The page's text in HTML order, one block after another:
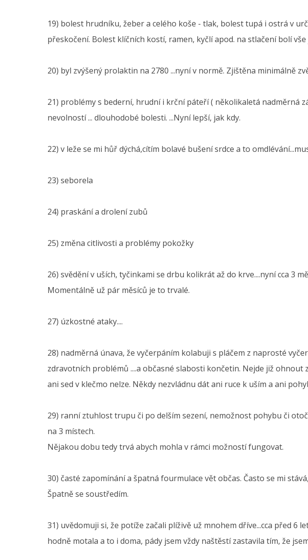
19) bolest hrudníku, žeber a celého koše - tlak, bolest tupá i ostrá v
přeskočení. Bolest klíčních kostí, ramen, kyčlí apod. na stlačení bolí
20) byl zvýšený prolaktin na 2780 ...nyní v normě. Zjištěna minimálně
21) problémy s bederní, hrudní i krční páteří ( několikaletá nadměrná
nevolností ... dlouhodobé bolesti. ...Nyní lepší, jak kdy.
22) v leže se mi hůř dýchá,cítím bolavé bušení srdce a to
23) seborela
24) praskání a drolení zubů
25) změna citlivosti a problémy pokožky
26) svědění v uších, tyčinkami se drbu kolikrát až do krve....nyní cca 3
Momentálně už pár měsíců je to trvalé.
27) úzkostné ataky....
28) nadměrná únava, že vyčerpáním kolabuji s pláčem z naprosté
zdravotních problémů ....a občasné slabosti končetin. Nejde již
ani sed v klečmo nelze. Někdy nezvládnu dát ani ruce k uším a ani
29) ranní ztuhlost trupu či po delším sezení, nemožnost pohybu či
na 3 místech.
Nějakou dobu tedy trvá abych mohla v rámci možností fungovat.
30) časté zapomínání a špatná fourmulace vět občas. Často se mi
Špatně se soustředím.
31) uvědomuji si, že potíže začali plíživě už mnohem dříve...cca před 6
hodně motala a to i doma, pády jsem vždy naštěstí zastavila tím, že